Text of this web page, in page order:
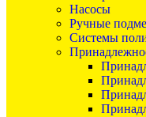
Насосы
Ручные
Системы